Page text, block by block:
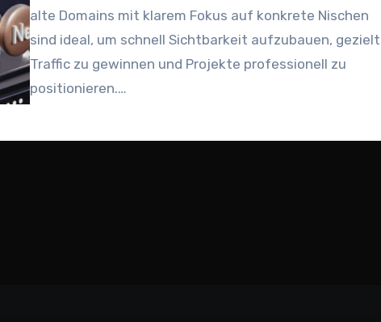
alte Domains mit klarem Fokus auf konkrete Nischen
sind ideal, um schnell Sichtbarkeit aufzubauen, gezielt
Traffic zu gewinnen und Projekte professionell zu
positionieren.…